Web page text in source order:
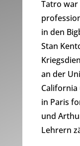
Tatro war
in den
Stan
an der
in Paris
und
Lehrern